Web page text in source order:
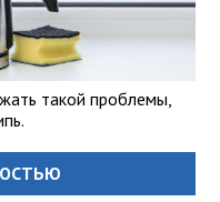
такой проблемы,